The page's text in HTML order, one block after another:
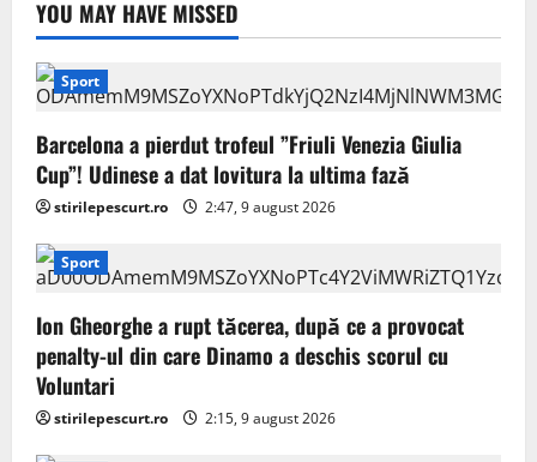
YOU MAY HAVE MISSED
Sport
Barcelona a pierdut trofeul ”Friuli Venezia Giulia
Cup”! Udinese a dat lovitura la ultima fază
stirilepescurt.ro 2:47, 9 august 2026
Sport
Ion Gheorghe a rupt tăcerea, după ce a provocat
penalty-ul din care Dinamo a deschis scorul cu
Voluntari
stirilepescurt.ro 2:15, 9 august 2026